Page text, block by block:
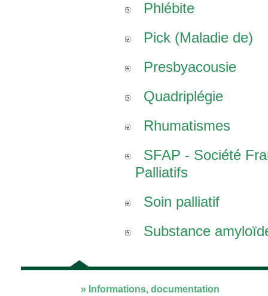
Phlébite
Pick (Maladie de)
Presbyacousie
Quadriplégie
Rhumatismes
SFAP - Société
Palliatifs
Soin palliatif
Substance
» Informations, documentation